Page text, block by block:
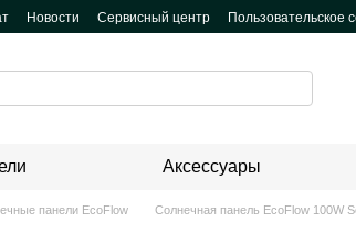
Новости Сервисный центр Пользовательское
Аксессуары
панели EcoFlow Солнечная панель EcoFlow 100W